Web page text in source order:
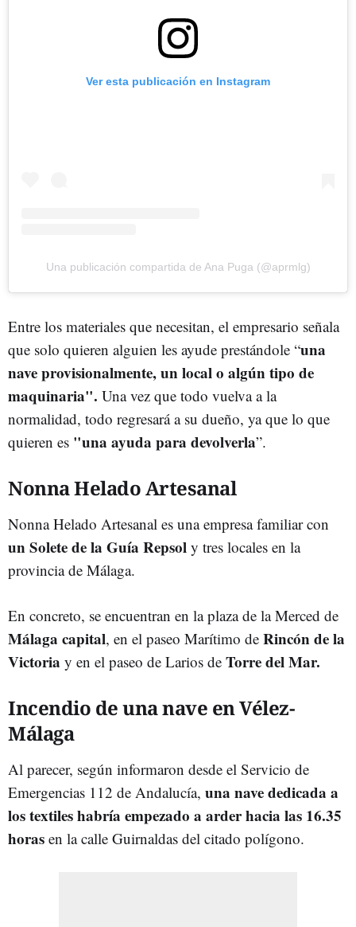
Ver esta publicación en Instagram
Una publicación compartida de Ana Puga (@aprmlg)
Entre los materiales que necesitan, el empresario señala
que solo quieren alguien les ayude prestándole “una
nave provisionalmente, un local o algún tipo de
maquinaria". Una vez que todo vuelva a la
normalidad, todo regresará a su dueño, ya que lo que
quieren es "una ayuda para devolverla”.
Nonna Helado Artesanal
Nonna Helado Artesanal es una empresa familiar con
un Solete de la Guía Repsol y tres locales en la
provincia de Málaga.
En concreto, se encuentran en la plaza de la Merced de
Málaga capital, en el paseo Marítimo de Rincón de la
Victoria y en el paseo de Larios de Torre del Mar.
Incendio de una nave en Vélez-
Málaga
Al parecer, según informaron desde el Servicio de
Emergencias 112 de Andalucía, una nave dedicada a
los textiles habría empezado a arder hacia las 16.35
horas en la calle Guirnaldas del citado polígono.